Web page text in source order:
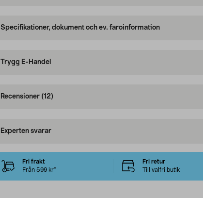
Specifikationer, dokument och ev. faroinformation
Trygg E-Handel
Recensioner (12)
Experten svarar
Fri frakt
Från 599 kr*
Fri retur
Till valfri butik